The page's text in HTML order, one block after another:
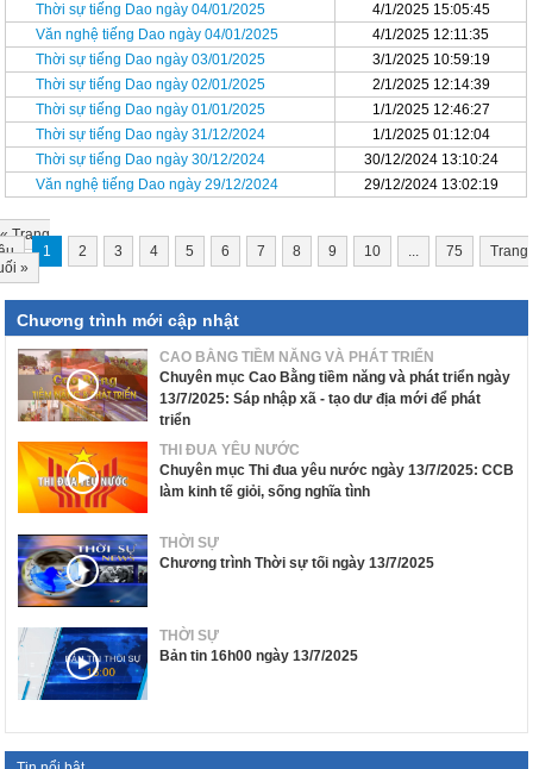
Thời sự tiếng Dao ngày 04/01/2025
4/1/2025 15:05:45
Văn nghệ tiếng Dao ngày 04/01/2025
4/1/2025 12:11:35
Thời sự tiếng Dao ngày 03/01/2025
3/1/2025 10:59:19
Thời sự tiếng Dao ngày 02/01/2025
2/1/2025 12:14:39
Thời sự tiếng Dao ngày 01/01/2025
1/1/2025 12:46:27
Thời sự tiếng Dao ngày 31/12/2024
1/1/2025 01:12:04
Thời sự tiếng Dao ngày 30/12/2024
30/12/2024 13:10:24
Văn nghệ tiếng Dao ngày 29/12/2024
29/12/2024 13:02:19
«Trang
1 2 3 4 5 6 7 8 9 10 ... 75
Trang
»
Chương trình mới cập nhật
CAO BẰNG TIỀM NĂNG VÀ PHÁT TRIỂN
Chuyên mục Cao Bằng tiềm năng và phát triển ngày
13/7/2025: Sáp nhập xã - tạo dư địa mới để phát
triển
THI ĐUA YÊU NƯỚC
Chuyên mục Thi đua yêu nước ngày 13/7/2025: CCB
làm kinh tế giỏi, sống nghĩa tình
THỜI SỰ
Chương trình Thời sự tối ngày 13/7/2025
THỜI SỰ
Bản tin 16h00 ngày 13/7/2025